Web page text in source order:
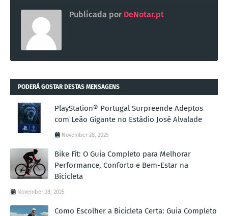
Publicada por DeNotar.pt
PODERÁ GOSTAR DESTAS MENSAGENS
PlayStation® Portugal Surpreende Adeptos
com Leão Gigante no Estádio José Alvalade
November 28, 2025
Bike Fit: O Guia Completo para Melhorar
Performance, Conforto e Bem-Estar na
Bicicleta
November 28, 2025
Como Escolher a Bicicleta Certa: Guia Completo